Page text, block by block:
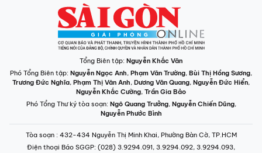
Tổng Biên tập: Nguyễn Khắc Văn
Phó Tổng Biên tập: Nguyễn Ngọc Anh, Phạm Văn Trường, Bùi Thị Hồng Sương,
Trương Đức Nghĩa, Phạm Thị Vân Anh, Dương Văn Quang, Nguyễn Đức Hiển,
Nguyễn Khắc Cường, Trần Gia Bảo
Phó Tổng Thư ký tòa soạn: Ngô Quang Trưởng, Nguyễn Chiến Dũng,
Nguyễn Phước Bình
Tòa soạn : 432-434 Nguyễn Thị Minh Khai, Phường Bàn Cờ, TP.HCM
Điện thoại Báo SGGP: (028) 3.9294.091, 3.9294.092, 3.9294.093,